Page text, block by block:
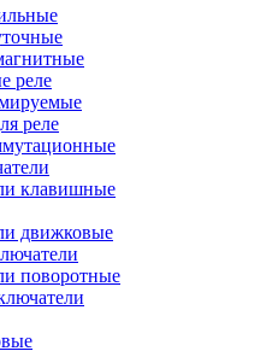
реле
реле
клавишные
движковые
поворотные